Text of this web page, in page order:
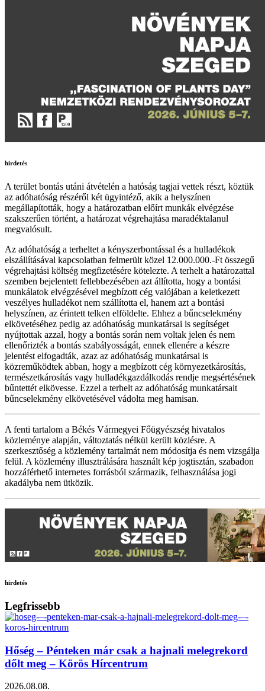
hirdetés
A terület bontás utáni átvételén a hatóság tagjai vettek részt, köztük
az adóhatóság részéről két ügyintéző, akik a helyszínen
megállapították, hogy a határozatban előírt munkák elvégzése
szakszerűen történt, a határozat végrehajtása maradéktalanul
megvalósult.
Az adóhatóság a terheltet a kényszerbontással és a hulladékok
elszállításával kapcsolatban felmerült közel 12.000.000.-Ft összegű
végrehajtási költség megfizetésére kötelezte. A terhelt a határozattal
szemben bejelentett fellebbezésében azt állította, hogy a bontási
munkálatok elvégzésével megbízott cég valójában a keletkezett
veszélyes hulladékot nem szállította el, hanem azt a bontási
helyszínen, az érintett telken elföldelte. Ehhez a bűncselekmény
elkövetéséhez pedig az adóhatóság munkatársai is segítséget
nyújtottak azzal, hogy a bontás során nem voltak jelen és nem
ellenőrizték a bontás szabályosságát, ennek ellenére a készre
jelentést elfogadták, azaz az adóhatóság munkatársai is
közreműködtek abban, hogy a megbízott cég környezetkárosítás,
természetkárosítás vagy hulladékgazdálkodás rendje megsértésének
bűntettét elkövesse. Ezzel a terhelt az adóhatóság munkatársait
bűncselekmény elkövetésével vádolta meg hamisan.
A fenti tartalom a Békés Vármegyei Főügyészség hivatalos
közleménye alapján, változtatás nélkül került közlésre. A
szerkesztőség a közlemény tartalmát nem módosítja és nem vizsgálja
felül. A közlemény illusztrálására használt kép jogtisztán, szabadon
hozzáférhető internetes forrásból származik, felhasználása jogi
akadályba nem ütközik.
hirdetés
Legfrissebb
Hőség – Pénteken már csak a hajnali melegrekord
dőlt meg – Körös Hírcentrum
2026.08.08.